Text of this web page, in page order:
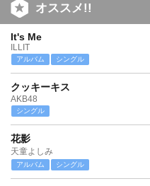
オススメ!!
It's Me
ILLIT
アルバム シングル
クッキーキス
AKB48
シングル
花影
天童よしみ
アルバム シングル